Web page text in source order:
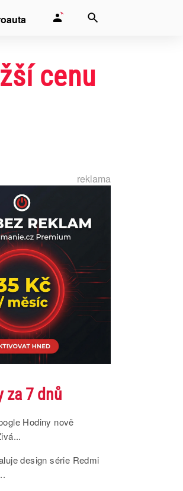
cenu
reklama
za 7 dnů
Hodiny nově
design série Redmi